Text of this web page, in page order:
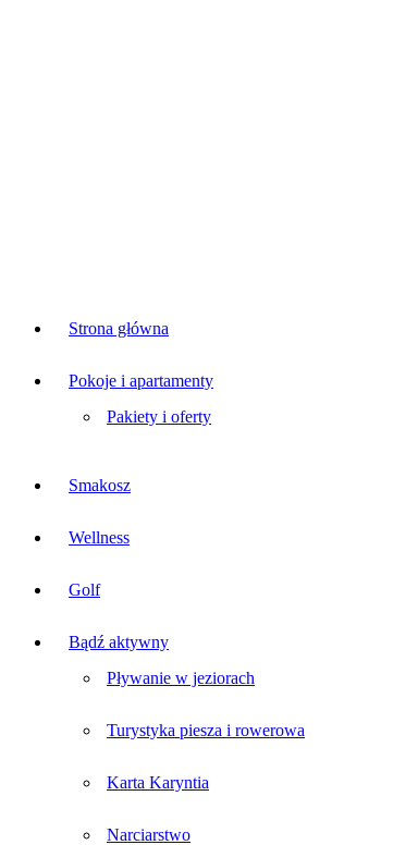
Strona główna
Pokoje i apartamenty
Pakiety i oferty
Smakosz
Wellness
Golf
Bądź aktywny
Pływanie w jeziorach
Turystyka piesza i rowerowa
Karta Karyntia
Narciarstwo